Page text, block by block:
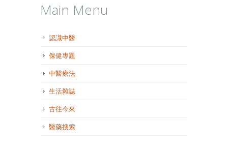
Main Menu
認識中醫
保健專題
中醫療法
生活雜誌
古往今來
醫藥搜索